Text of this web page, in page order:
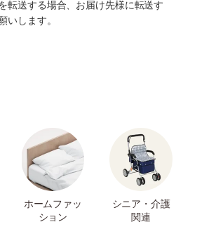
転送する場合、お届け先様に転送す
します。
ホームファッ
ション
シニア・介護
関連